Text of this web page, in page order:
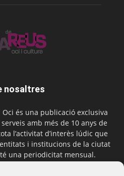
nosaltres
és una publicació exclusiva
amb més de 10 anys de
l’activitat d’interès lúdic que
i institucions de la ciutat
una periodicitat mensual.